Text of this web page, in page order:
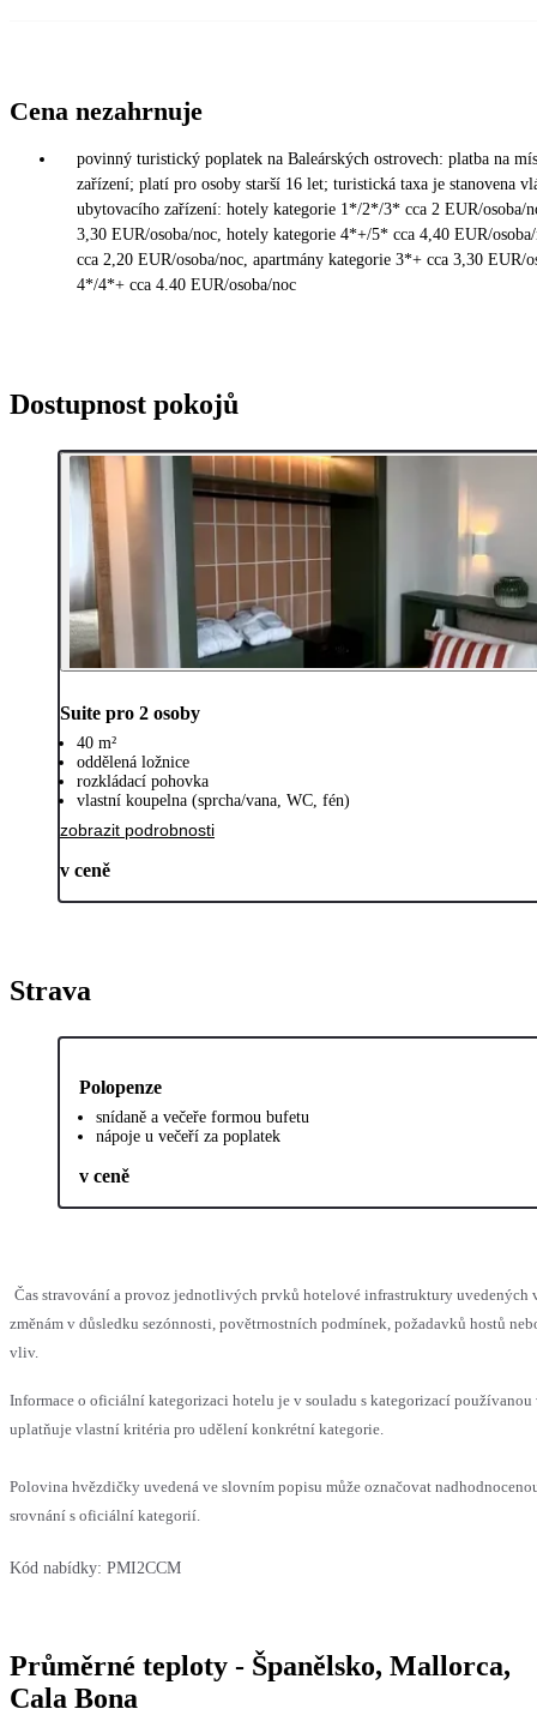
Cena nezahrnuje
povinný turistický poplatek na Baleárských ostrovech: platba na
zařízení; platí pro osoby starší 16 let; turistická taxa je stanovena
ubytovacího zařízení: hotely kategorie 1*/2*/3* cca 2 EUR/osoba/
3,30 EUR/osoba/noc, hotely kategorie 4*+/5* cca 4,40 EUR/
cca 2,20 EUR/osoba/noc, apartmány kategorie 3*+ cca 3,30 EUR/
4*/4*+ cca 4.40 EUR/osoba/noc
Dostupnost pokojů
Suite pro 2 osoby
40 m²
oddělená ložnice
rozkládací pohovka
vlastní koupelna (sprcha/vana, WC, fén)
zobrazit podrobnosti
v ceně
Strava
Polopenze
snídaně a večeře formou bufetu
nápoje u večeří za poplatek
v ceně
Čas stravování a provoz jednotlivých prvků hotelové infrastruktury uvedených
změnám v důsledku sezónnosti, povětrnostních podmínek, požadavků hostů
vliv.
Informace o oficiální kategorizaci hotelu je v souladu s kategorizací používanou
uplatňuje vlastní kritéria pro udělení konkrétní kategorie.
Polovina hvězdičky uvedená ve slovním popisu může označovat
srovnání s oficiální kategorií.
Kód nabídky: PMI2CCM
Průměrné teploty - Španělsko, Mallorca,
Cala Bona